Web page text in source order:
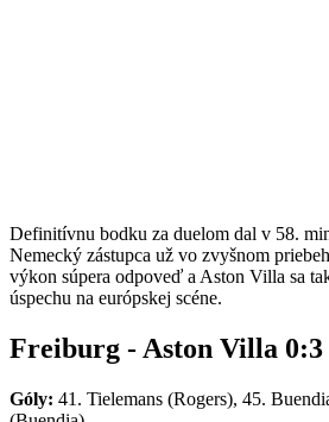
Definitívnu bodku za duelom dal v 58.
Nemecký zástupca už vo zvyšnom
výkon súpera odpoveď a Aston Villa sa
úspechu na európskej scéne.
Freiburg - Aston Villa 0:3
Góly: 41. Tielemans (Rogers), 45.